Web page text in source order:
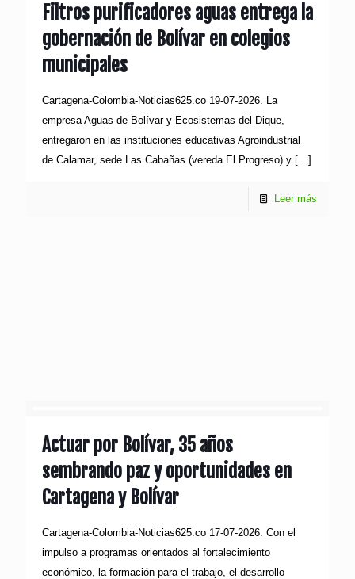
Filtros purificadores aguas entrega la
gobernación de Bolívar en colegios
municipales
Cartagena-Colombia-Noticias625.co 19-07-2026. La
empresa Aguas de Bolívar y Ecosistemas del Dique,
entregaron en las instituciones educativas Agroindustrial
de Calamar, sede Las Cabañas (vereda El Progreso) y […]
Leer más
Actuar por Bolívar, 35 años
sembrando paz y oportunidades en
Cartagena y Bolívar
Cartagena-Colombia-Noticias625.co 17-07-2026. Con el
impulso a programas orientados al fortalecimiento
económico, la formación para el trabajo, el desarrollo